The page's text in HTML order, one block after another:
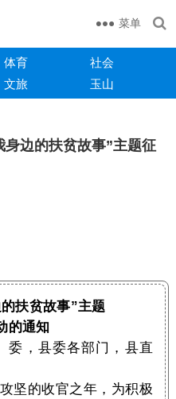
菜单
体育
社会
文旅 玉山
身边的扶贫故事”主题征
扶贫故事”主题
的通知
委，县委各部门，县直
坚的收官之年，为积极